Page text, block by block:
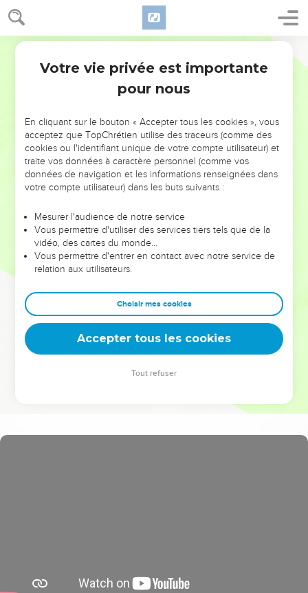
NE MANQUEZ PAS L’ÉVÉNEMENT
DE L’ANNÉE !
ET SI LEURS ERREURS POUVAIENT VOUS ÉVITER LES
VOTRES ?
leur foi ou leur vision. Mais on voit moins les doutes, les erreurs
et les saisons difficiles qu'ils ont traversés, alors même que ce
sont elles qui les ont façonnés.
Dans cette conférence, leaders, entrepreneurs, et responsables
clés pour avancer avec plus de sagesse afin que leurs erreurs
deviennent vos tremplins. Que vous guidiez un ministère, une
équipe, un groupe ou une famille, leur expérience est faite
Votre vie privée est importante
pour nous
En cliquant sur le bouton « Accepter tous les cookies », vous
acceptez que TopChrétien utilise des traceurs (comme des
cookies ou l'identifiant unique de votre compte utilisateur) et
traite vos données à caractère personnel (comme vos
données de navigation et les informations renseignées dans
votre compte utilisateur) dans les buts suivants :
Mesurer l'audience de notre service
Vous permettre d'utiliser des services tiers tels que de la
vidéo, des cartes du monde…
Vous permettre d'entrer en contact avec notre service de
relation aux utilisateurs.
Choisir mes cookies
Accepter tous les cookies
Tout refuser